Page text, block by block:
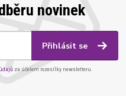
novinek
Přihlásit se
za účelem rozesílky newsletteru.